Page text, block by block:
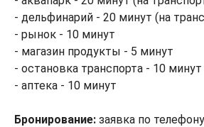
- дельфинарий - 20 минут (на
- рынок - 10 минут
- магазин продукты - 5 минут
- остановка транспорта - 10 минут
- аптека - 10 минут
Бронирование: заявка по